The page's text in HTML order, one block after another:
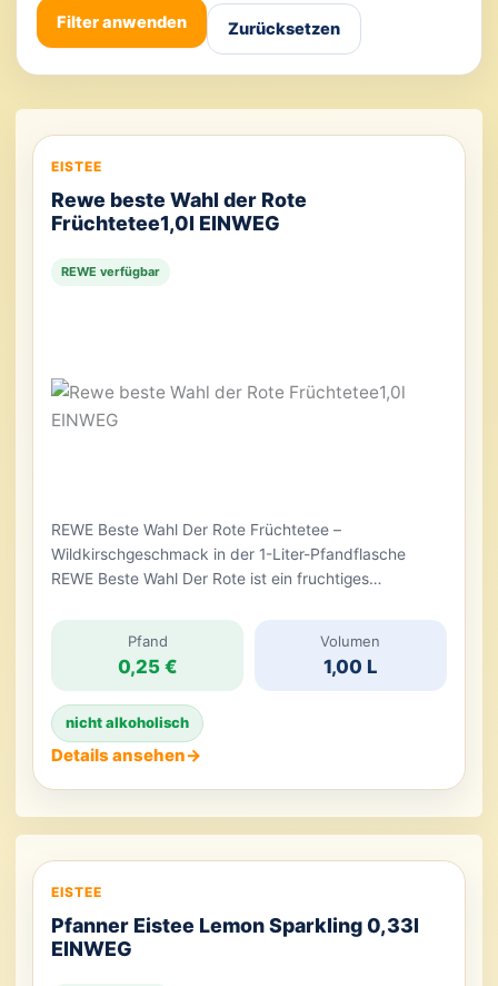
Filter anwenden Zurücksetzen
EISTEE
Rewe beste Wahl der Rote
Früchtetee1,0l EINWEG
REWE verfügbar
REWE Beste Wahl Der Rote Früchtetee –
Wildkirschgeschmack in der 1-Liter-Pfandflasche
REWE Beste Wahl Der Rote ist ein fruchtiges
Früchtetee verbindet die leicht herben Noten von
Hagebutte und Hibiskus mit Zucker, Sauerkirschsaft
und Aronia. Dadurch entsteht ein süß-säuerliches
Getränk mit intensiver roter Fruchtnote. Abgefüllt wird
der Früchtetee in einer […]
Pfand
0,25 €
Volumen
1,00 L
nicht alkoholisch
Details ansehen→
EISTEE
Pfanner Eistee Lemon Sparkling 0,33l
EINWEG